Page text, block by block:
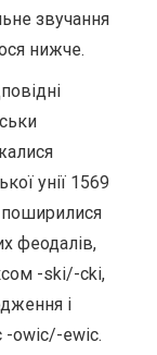
звучання
нижче.
унії 1569
поширилися
феодалів,
-ski/-cki,
і
-owic/-ewic.